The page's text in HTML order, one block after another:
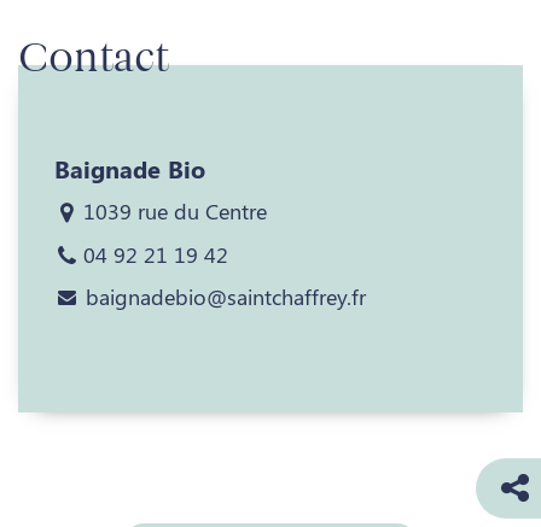
Contact
Baignade Bio
1039 rue du Centre
04 92 21 19 42
baignadebio@saintchaffrey.fr